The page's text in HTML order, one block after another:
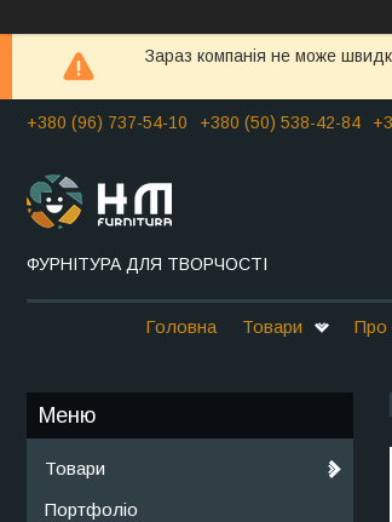
Зараз компанія не може
+380 (96) 737-54-10 +380 (50) 538-42-84
ФУРНІТУРА ДЛЯ ТВОРЧОСТІ
Головна Товари Про
Товари
Портфоліо